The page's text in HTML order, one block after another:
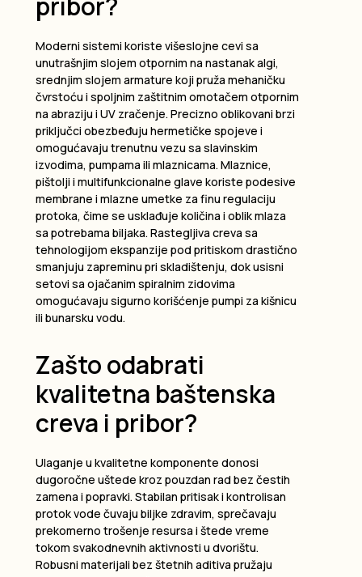
Moderni sistemi koriste višeslojne cevi sa
unutrašnjim slojem otpornim na nastanak algi,
srednjim slojem armature koji pruža mehaničku
čvrstoću i spoljnim zaštitnim omotačem otpornim
na abraziju i UV zračenje. Precizno oblikovani brzi
priključci obezbeđuju hermetičke spojeve i
omogućavaju trenutnu vezu sa slavinskim
izvodima, pumpama ili mlaznicama. Mlaznice,
pištolji i multifunkcionalne glave koriste podesive
membrane i mlazne umetke za finu regulaciju
protoka, čime se usklađuje količina i oblik mlaza
sa potrebama biljaka. Rastegljiva creva sa
tehnologijom ekspanzije pod pritiskom drastično
smanjuju zapreminu pri skladištenju, dok usisni
setovi sa ojačanim spiralnim zidovima
omogućavaju sigurno korišćenje pumpi za kišnicu
ili bunarsku vodu.
Zašto odabrati
kvalitetna baštenska
creva i pribor?
Ulaganje u kvalitetne komponente donosi
dugoročne uštede kroz pouzdan rad bez čestih
zamenа i popravki. Stabilan pritisak i kontrolisan
protok vode čuvaju biljke zdravim, sprečavaju
prekomerno trošenje resursa i štede vreme
tokom svakodnevnih aktivnosti u dvorištu.
Robusni materijali bez štetnih aditiva pružaju